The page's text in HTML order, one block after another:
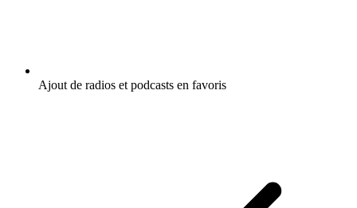
Ajout de radios et podcasts en favoris